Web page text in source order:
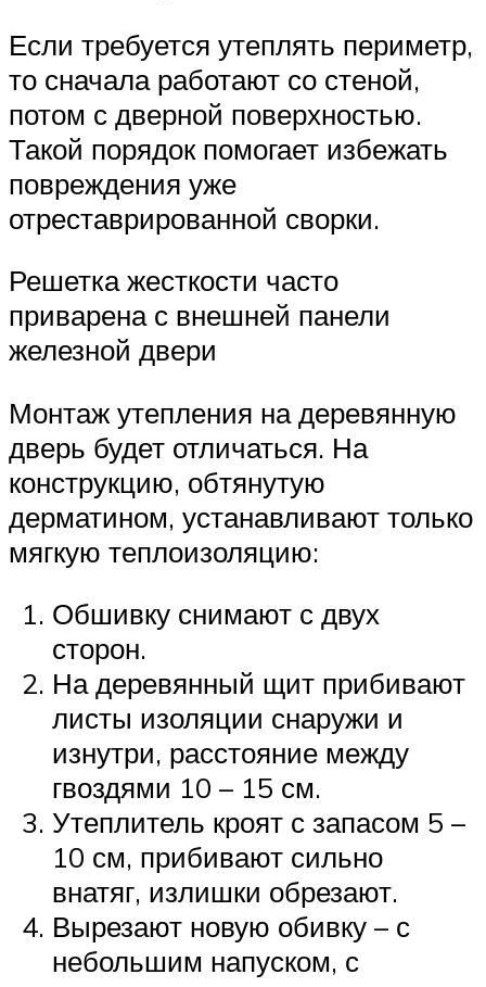
Если требуется утеплять периметр,
то сначала работают со стеной,
потом с дверной поверхностью.
Такой порядок помогает избежать
повреждения уже
отреставрированной сворки.
Решетка жесткости часто
приварена с внешней панели
железной двери
Монтаж утепления на деревянную
дверь будет отличаться. На
конструкцию, обтянутую
дерматином, устанавливают только
мягкую теплоизоляцию:
Обшивку снимают с двух
сторон.
На деревянный щит прибивают
листы изоляции снаружи и
изнутри, расстояние между
гвоздями 10 – 15 см.
Утеплитель кроят с запасом 5 –
10 см, прибивают сильно
внатяг, излишки обрезают.
Вырезают новую обивку – с
небольшим напуском, с